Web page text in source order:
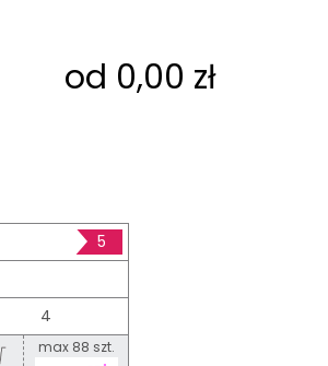
od 0,00 zł
5
4
max 88 szt.